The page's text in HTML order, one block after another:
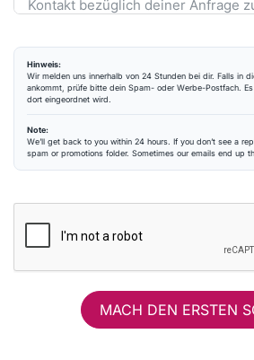
Hinweis:
Wir melden uns innerhalb von 24 Stunden bei dir. Falls in
ankommt, prüfe bitte dein Spam- oder Werbe-Postfach.
dort eingeordnet wird.
Note:
We’ll get back to you within 24 hours. If you don’t see a
spam or promotions folder. Sometimes our emails end up
MACH DEN ERSTEN